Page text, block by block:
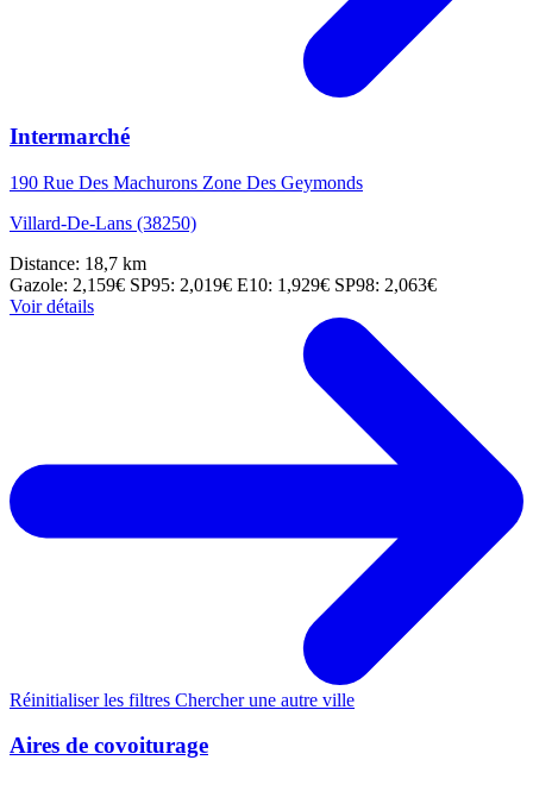
Intermarché
190 Rue Des Machurons Zone Des Geymonds
Villard-De-Lans (38250)
Distance: 18,7 km
Gazole: 2,159€ SP95: 2,019€ E10: 1,929€ SP98: 2,063€
Voir détails
Réinitialiser les filtres Chercher une autre ville
Aires de covoiturage